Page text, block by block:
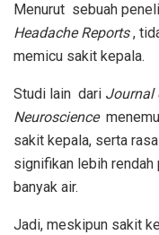
Menurut sebuah
Headache Reports,
memicu sakit kepala.
Studi lain dari Journal
Neuroscience
sakit kepala, serta
signifikan lebih rendah
banyak air.
Jadi, meskipun sakit